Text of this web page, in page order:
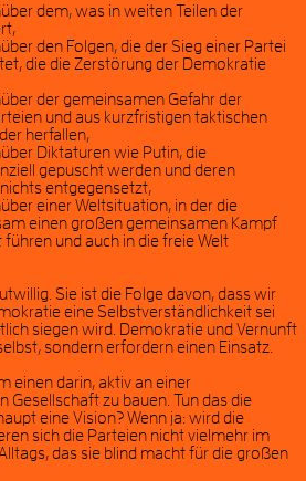
dem, was in weiten Teilen der
den Folgen, die der Sieg einer Partei
die die Zerstörung der Demokratie
der gemeinsamen Gefahr der
und aus kurzfristigen taktischen
herfallen,
Diktaturen wie Putin, die
gepuscht werden und deren
entgegensetzt,
einer Weltsituation, in der die
einen großen gemeinsamen Kampf
führen und auch in die freie Welt
Sie ist die Folge davon, dass wir
eine Selbstverständlichkeit sei
siegen wird. Demokratie und Vernunft
sondern erfordern einen Einsatz.
einen darin, aktiv an einer
Gesellschaft zu bauen. Tun das die
eine Vision? Wenn ja: wird die
sich die Parteien nicht vielmehr im
das sie blind macht für die großen